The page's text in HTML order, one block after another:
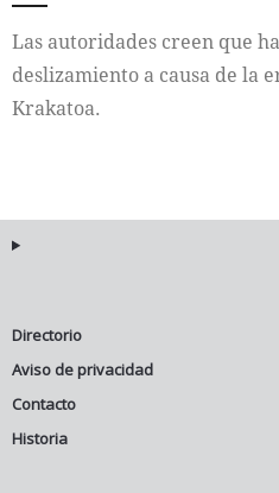
Cultura
Las autoridades creen que
deslizamiento a causa de la
Krakatoa.
Directorio
Aviso de privacidad
Contacto
Historia